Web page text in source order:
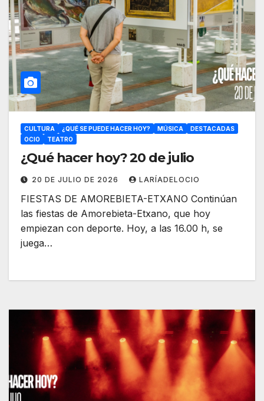
CULTURA ¿QUÉ SE PUEDE HACER HOY? MÚSICA
DESTACADAS
OCIO
TEATRO
¿Qué hacer hoy? 20 de julio
20 DE JULIO DE 2026 LARÍADELOCIO
FIESTAS DE AMOREBIETA-ETXANO Continúan
las fiestas de Amorebieta-Etxano, que hoy
empiezan con deporte. Hoy, a las 16.00 h, se
juega…